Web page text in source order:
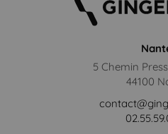
5 Chemin
44100